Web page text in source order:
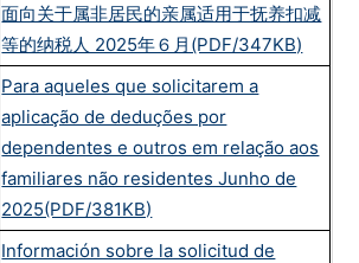
面向关于属非居民的亲属适用于抚养扣减
等的纳税人 2025年６月(PDF/347KB)
Para aqueles que solicitarem a
aplicação de deduções por
dependentes e outros em relação aos
familiares não residentes Junho de
2025(PDF/381KB)
Información sobre la solicitud de